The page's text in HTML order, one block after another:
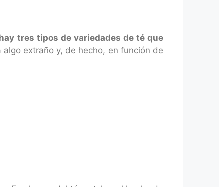
hay tres tipos de variedades de té que
extraño y, de hecho, en función de